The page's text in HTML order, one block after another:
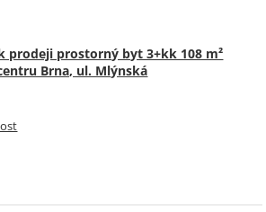
prodeji prostorný byt 3+kk 108 m²
Brna, ul. Mlýnská